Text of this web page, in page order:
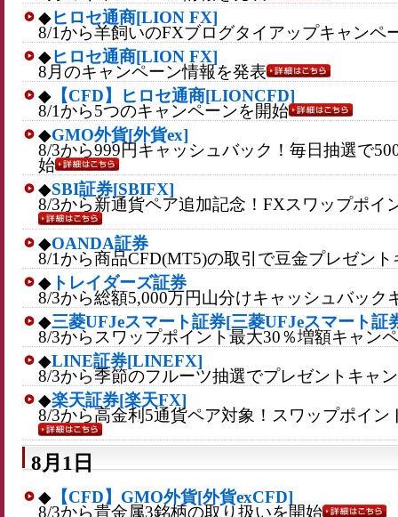
◆ヒロセ通商[LION FX]
8/1から羊飼いのFXブログタイアップキャンペ
◆ヒロセ通商[LION FX]
8月のキャンペーン情報を発表
◆ 【CFD】ヒロセ通商[LIONCFD]
8/1から5つのキャンペーンを開始
◆GMO外貨[外貨ex]
8/3から999円キャッシュバック！毎日抽選で
始
◆SBI証券[SBIFX]
8/3から新通貨ペア追加記念！FXスワップポイ
◆OANDA証券
8/1から商品CFD(MT5)の取引で豆金プレゼン
◆ トレイダーズ証券
8/3から総額5,000万円山分けキャッシュバック
◆三菱UFJeスマート証券[三菱UFJeスマート証
8/3からスワップポイント最大30％増額キャン
◆LINE証券[LINEFX]
8/3から季節のフルーツ抽選でプレゼントキャ
◆楽天証券[楽天FX]
8/3から高金利5通貨ペア対象！スワップポイ
8月1日
◆ 【CFD】GMO外貨[外貨exCFD]
8/3から貴金属3銘柄の取り扱いを開始